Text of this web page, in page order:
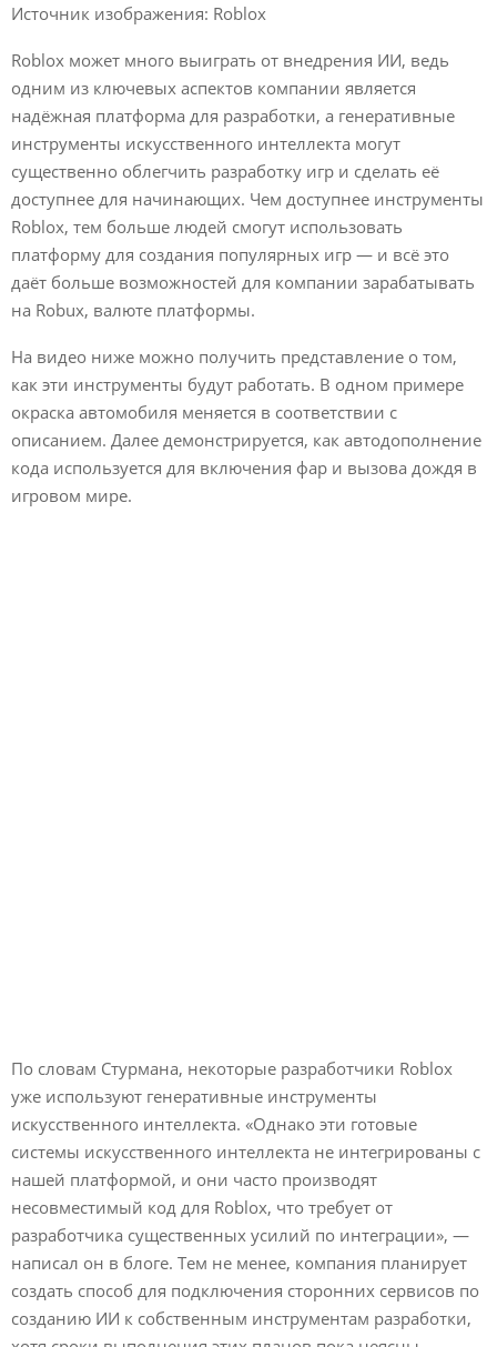
Источник изображения: Roblox
Roblox может много выиграть от внедрения ИИ, ведь
одним из ключевых аспектов компании является
надёжная платформа для разработки, а генеративные
инструменты искусственного интеллекта могут
существенно облегчить разработку игр и сделать её
доступнее для начинающих. Чем доступнее инструменты
Roblox, тем больше людей смогут использовать
платформу для создания популярных игр — и всё это
даёт больше возможностей для компании зарабатывать
на Robux, валюте платформы.
На видео ниже можно получить представление о том,
как эти инструменты будут работать. В одном примере
окраска автомобиля меняется в соответствии с
описанием. Далее демонстрируется, как автодополнение
кода используется для включения фар и вызова дождя в
игровом мире.
По словам Стурмана, некоторые разработчики Roblox
уже используют генеративные инструменты
искусственного интеллекта. «Однако эти готовые
системы искусственного интеллекта не интегрированы с
нашей платформой, и они часто производят
несовместимый код для Roblox, что требует от
разработчика существенных усилий по интеграции», —
написал он в блоге. Тем не менее, компания планирует
создать способ для подключения сторонних сервисов по
созданию ИИ к собственным инструментам разработки,